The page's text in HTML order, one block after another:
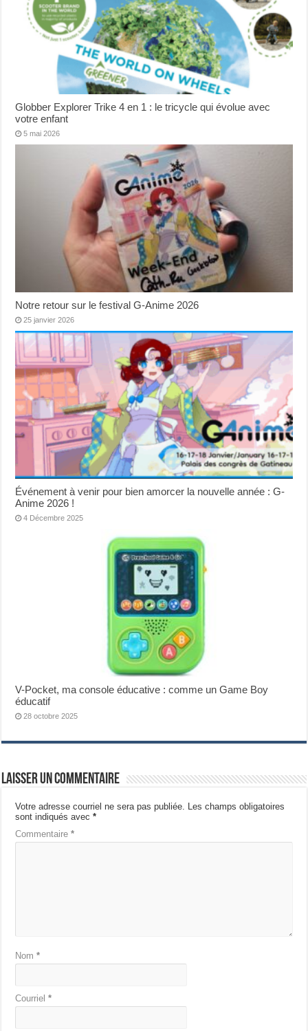
Globber Explorer Trike 4 en 1 : le tricycle qui évolue avec
votre enfant
5 mai 2026
Notre retour sur le festival G-Anime 2026
25 janvier 2026
Événement à venir pour bien amorcer la nouvelle année : G-
Anime 2026 !
4 Décembre 2025
V-Pocket, ma console éducative : comme un Game Boy
éducatif
28 octobre 2025
Laisser un commentaire
Votre adresse courriel ne sera pas publiée.
Les champs obligatoires
sont indiqués avec*
Commentaire*
Nom*
Courriel*